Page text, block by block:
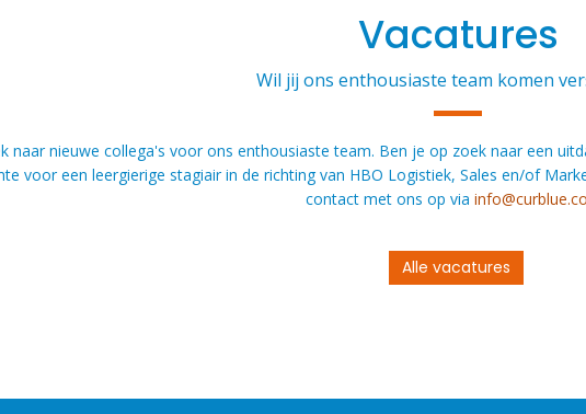
Vacatures
Wil jij ons enthousiaste team komen
naar nieuwe collega's voor ons enthousiaste team. Ben je op zoek naar een
voor een leergierige stagiair in de richting van HBO Logistiek, Sales en/of
contact met ons op via
Alle vacatures